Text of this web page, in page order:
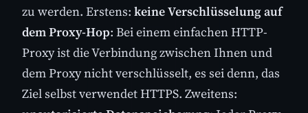
zu werden. Erstens: keine Verschlüsselung auf
dem Proxy-Hop: Bei einem einfachen HTTP-
Proxy ist die Verbindung zwischen Ihnen und
dem Proxy nicht verschlüsselt, es sei denn, das
Ziel selbst verwendet HTTPS. Zweitens: